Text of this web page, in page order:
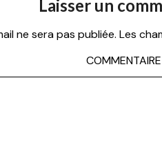
Laisser un
ne sera pas publiée. Les
COMMENTAIRE